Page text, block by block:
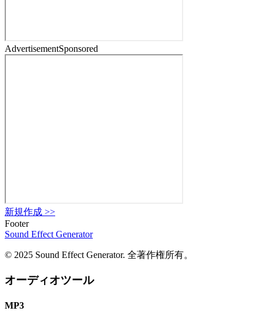
AdvertisementSponsored
新規作成 >>
Footer
Sound Effect Generator
© 2025 Sound Effect Generator. 全著作権所有。
オーディオツール
MP3